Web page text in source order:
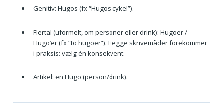
Genitiv: Hugos (fx “Hugos cykel”).
Flertal (uformelt, om personer eller drink): Hugoer /
Hugo’er (fx “to hugoer”). Begge skrivemåder forekommer
i praksis; vælg én konsekvent.
Artikel: en Hugo (person/drink).